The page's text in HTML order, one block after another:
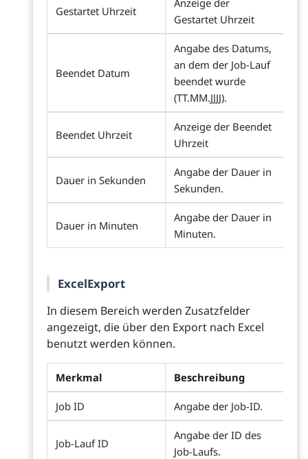
Gestartet Uhrzeit
Anzeige der
Gestartet Uhrzeit
Beendet Datum
Angabe des Datums,
an dem der Job-Lauf
beendet wurde
(TT.MM.JJJJ).
Beendet Uhrzeit
Anzeige der Beendet
Uhrzeit
Dauer in Sekunden
Angabe der Dauer in
Sekunden.
Dauer in Minuten
Angabe der Dauer in
Minuten.
ExcelExport
In diesem Bereich werden Zusatzfelder
angezeigt, die über den Export nach Excel
benutzt werden können.
Merkmal Beschreibung
Job ID Angabe der Job-ID.
Job-Lauf ID
Angabe der ID des
Job-Laufs.